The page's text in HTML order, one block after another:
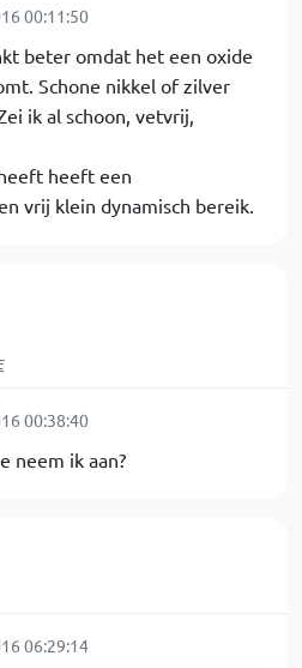
00:11:50
beter omdat het een oxide
Schone nikkel of zilver
ik al schoon, vetvrij,
heeft een
vrij klein dynamisch bereik.
00:38:40
neem ik aan?
06:29:14